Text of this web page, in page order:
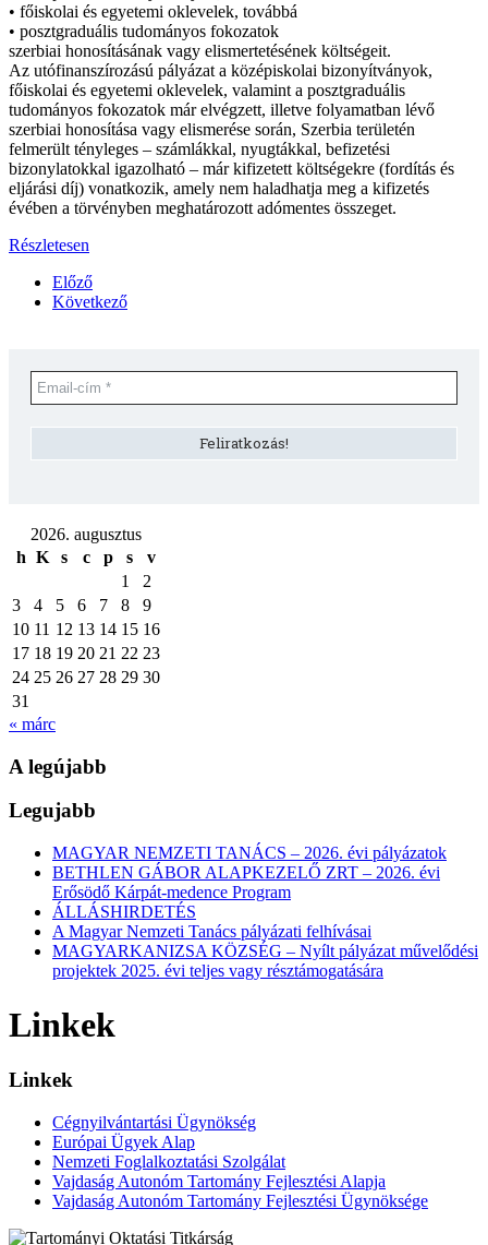
• főiskolai és egyetemi oklevelek, továbbá
• posztgraduális tudományos fokozatok
szerbiai honosításának vagy elismertetésének költségeit.
Az utófinanszírozású pályázat a középiskolai bizonyítványok,
főiskolai és egyetemi oklevelek, valamint a posztgraduális
tudományos fokozatok már elvégzett, illetve folyamatban lévő
szerbiai honosítása vagy elismerése során, Szerbia területén
felmerült tényleges – számlákkal, nyugtákkal, befizetési
bizonylatokkal igazolható – már kifizetett költségekre (fordítás és
eljárási díj) vonatkozik, amely nem haladhatja meg a kifizetés
évében a törvényben meghatározott adómentes összeget.
Részletesen
Előző
Következő
2026. augusztus
h K s c p s
v
1
2
3
4 5 6 7 8
9
10 11 12 13 14 15 16
17 18 19 20 21 22 23
24 25 26 27 28 29 30
31
« márc
A legújabb
Legujabb
MAGYAR NEMZETI TANÁCS – 2026. évi pályázatok
BETHLEN GÁBOR ALAPKEZELŐ ZRT – 2026. évi
Erősödő Kárpát-medence Program
ÁLLÁSHIRDETÉS
A Magyar Nemzeti Tanács pályázati felhívásai
MAGYARKANIZSA KÖZSÉG – Nyílt pályázat művelődési
projektek 2025. évi teljes vagy résztámogatására
Linkek
Linkek
Cégnyilvántartási Ügynökség
Európai Ügyek Alap
Nemzeti Foglalkoztatási Szolgálat
Vajdaság Autonóm Tartomány Fejlesztési Alapja
Vajdaság Autonóm Tartomány Fejlesztési Ügynöksége